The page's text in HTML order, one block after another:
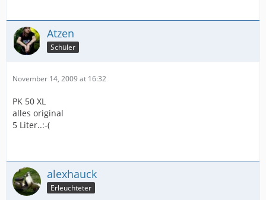
Atzen
Schüler
November 14, 2009 at 16:32
PK 50 XL
alles original
5 Liter..:-(
alexhauck
Erleuchteter